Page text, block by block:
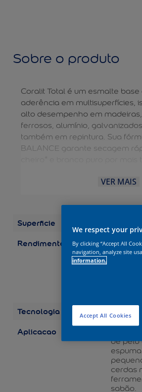
Sobre o produto
Coralit Total é um esmalte
aderência em multisuperfícies,
alto desempenho em
ferrosos, alumínio,
também em repintura. Sua
BALANCE garante secagem
diluição e limpeza das
tornando o processo mais
INTERNA. Possui durabilidade
VER MAIS
Superficie
Rendimento
(por
até 19
Tecnologia Balance
Aplicacao
de pelo
cerdas
sabão.
We respect your
By clicking “Accept All
navigation, analyze site
information.
Accept All Cookies